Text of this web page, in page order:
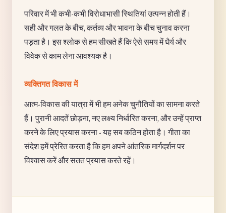
परिवार में भी कभी-कभी विरोधाभासी स्थितियां उत्पन्न होती हैं।
सही और गलत के बीच, कर्तव्य और भावना के बीच चुनाव करना
पड़ता है। इस श्लोक से हम सीखते हैं कि ऐसे समय में धैर्य और
विवेक से काम लेना आवश्यक है।
व्यक्तिगत विकास में
आत्म-विकास की यात्रा में भी हम अनेक चुनौतियों का सामना करते
हैं। पुरानी आदतें छोड़ना, नए लक्ष्य निर्धारित करना, और उन्हें प्राप्त
करने के लिए प्रयास करना - यह सब कठिन होता है। गीता का
संदेश हमें प्रेरित करता है कि हम अपने आंतरिक मार्गदर्शन पर
विश्वास करें और सतत प्रयास करते रहें।